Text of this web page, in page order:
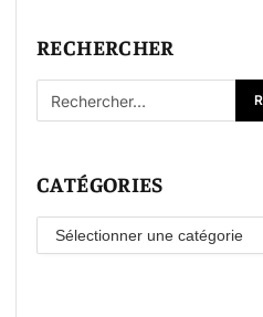
RECHERCHER
CATÉGORIES
Catégories